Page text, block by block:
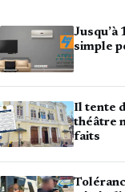
Jusqu’à
simple
Il tente
théâtre
faits